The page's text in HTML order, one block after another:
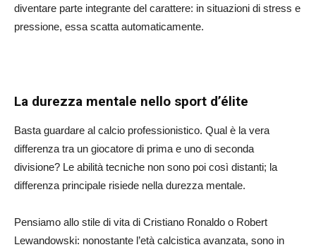
diventare parte integrante del carattere: in situazioni di stress e
pressione, essa scatta automaticamente.
La durezza mentale nello sport d’élite
Basta guardare al calcio professionistico. Qual è la vera
differenza tra un giocatore di prima e uno di seconda
divisione? Le abilità tecniche non sono poi così distanti; la
differenza principale risiede nella durezza mentale.
Pensiamo allo stile di vita di Cristiano Ronaldo o Robert
Lewandowski: nonostante l’età calcistica avanzata, sono in